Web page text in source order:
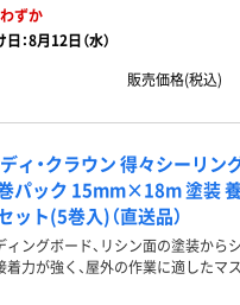
わずか
：8月12日（水）
販売価格(税込)
ィ・クラウン 得々シーリン
パック 15mm×18m 塗装
ット(5巻入)（直送品）
ィングボード、リシン面の塗装から
着力が強く、屋外の作業に適したマ